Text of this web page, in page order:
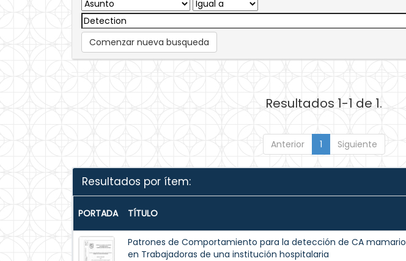
Comenzar nueva busqueda
Resultados 1-1 de 1.
Anterior 1 Siguiente
Resultados por ítem:
PORTADA TÍTULO
Patrones de Comportamiento para la detección de CA mamario
en Trabajadoras de una institución hospitalaria